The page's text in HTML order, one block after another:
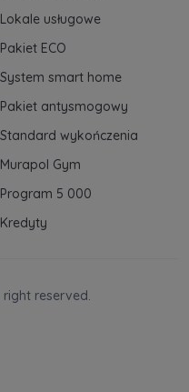
Lokale usługowe
Pakiet ECO
System smart home
Pakiet antysmogowy
Standard wykończenia
Murapol Gym
Program 5 000
Kredyty
reserved.